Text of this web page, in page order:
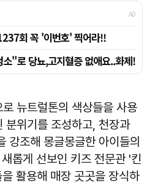
뉴트럴톤의 색상들을 사용
분위기를 조성하고, 천장과
강조해 몽글몽글한 아이들의
롭게 선보인 키즈 전문관 '킨
활용해 매장 곳곳을 장식하